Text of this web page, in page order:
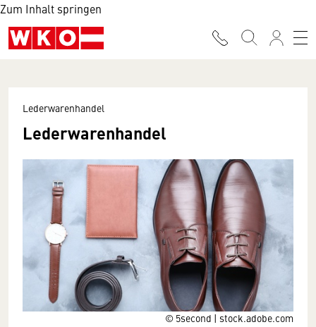
Zum Inhalt springen
© 5second | stock.adobe.com
Lederwarenhandel
Lederwarenhandel